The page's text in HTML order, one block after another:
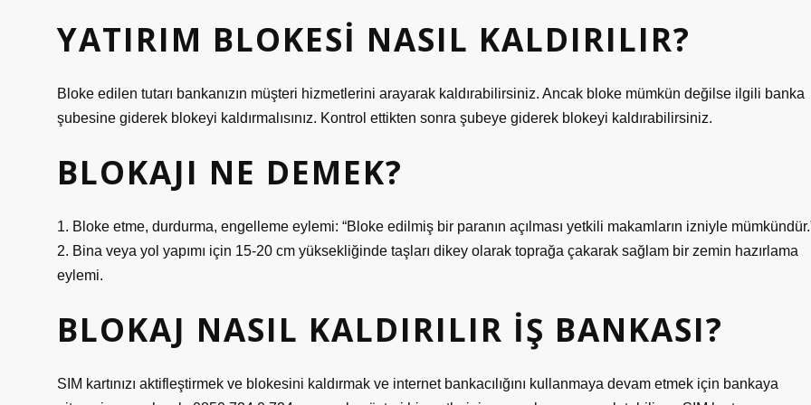
YATIRIM BLOKESI NASIL KALDIRILIR?
Bloke edilen tutarı bankanızın müşteri hizmetlerini arayarak kaldırabilirsiniz. Ancak bloke mümkün değilse ilgili banka
şubesine giderek blokeyi kaldırmalısınız. Kontrol ettikten sonra şubeye giderek blokeyi kaldırabilirsiniz.
BLOKAJI NE DEMEK?
1. Bloke etme, durdurma, engelleme eylemi: “Bloke edilmiş bir paranın açılması yetkili makamların izniyle
2. Bina veya yol yapımı için 15-20 cm yüksekliğinde taşları dikey olarak toprağa çakarak sağlam bir zemin hazırlama
eylemi.
BLOKAJ NASIL KALDIRILIR İŞ BANKASI?
SIM kartınızı aktifleştirmek ve blokesini kaldırmak ve internet bankacılığını kullanmaya devam etmek için bankaya